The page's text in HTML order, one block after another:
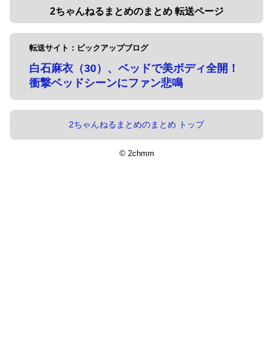
2ちゃんねるまとめのまとめ 転送ページ
転送サイト：ピックアップブログ
白石麻衣（30）、ベッドで美ボディ全開！
衝撃ベッドシーンにファン悲鳴
2ちゃんねるまとめのまとめ トップ
© 2chmm